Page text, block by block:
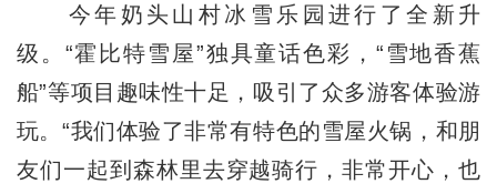
今年奶头山村冰雪乐园进行了全新升
级。“霍比特雪屋”独具童话色彩，“雪地香蕉
船”等项目趣味性十足，吸引了众多游客体验游
玩。“我们体验了非常有特色的雪屋火锅，和朋
友们一起到森林里去穿越骑行，非常开心，也